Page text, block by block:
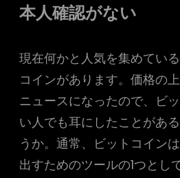
本人確認がない
現在何かと人気を集めてい
コインがあります。価格の
ニュースになったので、ビ
い人でも耳にしたことがあ
うか。通常、ビットコイン
出すためのツールの1つとし